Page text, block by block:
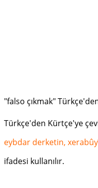
"falso çıkmak"
Türkçe'den Kürtçe'ye
eybdar derketin,
ifadesi kullanılır.